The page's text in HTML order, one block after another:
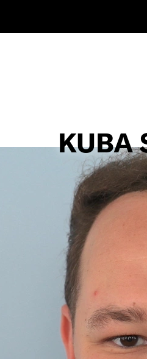
KUBA